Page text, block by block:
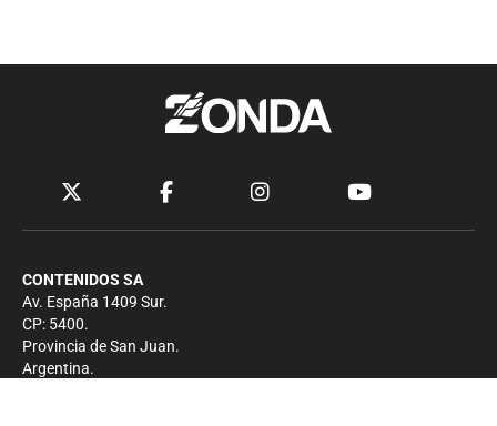
CONTENIDOS SA
Av. España 1409 Sur.
CP: 5400.
Provincia de San Juan.
Argentina.